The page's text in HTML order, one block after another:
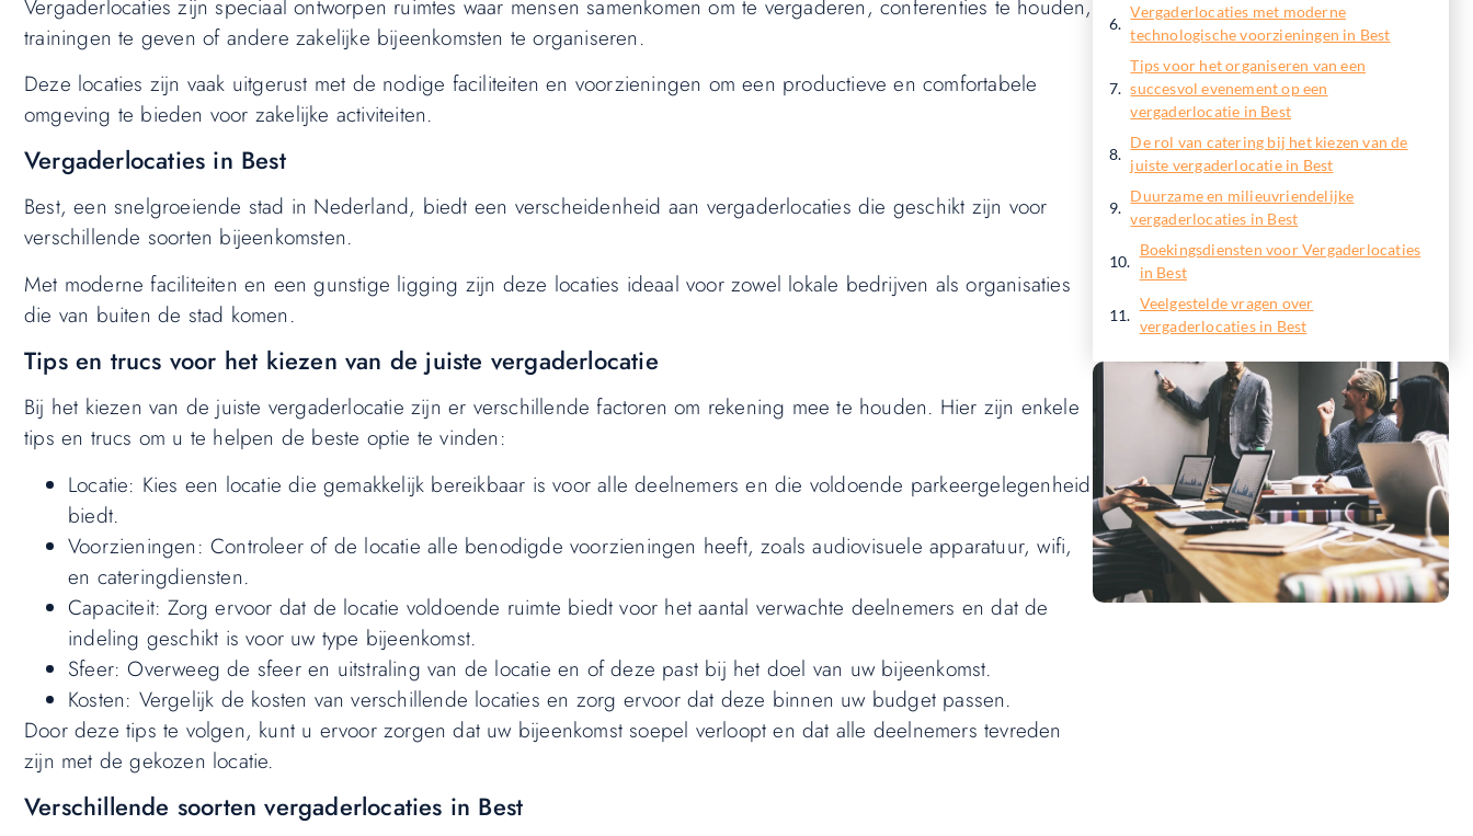
Vergaderlocaties zijn speciaal ontworpen ruimtes waar mensen samenkomen om te vergaderen, conferenties te houden,
trainingen te geven of andere zakelijke bijeenkomsten te organiseren.
Deze locaties zijn vaak uitgerust met de nodige faciliteiten en voorzieningen om een productieve en comfortabele
omgeving te bieden voor zakelijke activiteiten.
Vergaderlocaties in Best
Best, een snelgroeiende stad in Nederland, biedt een verscheidenheid aan vergaderlocaties die geschikt zijn voor
verschillende soorten bijeenkomsten.
Met moderne faciliteiten en een gunstige ligging zijn deze locaties ideaal voor zowel lokale bedrijven als organisaties
die van buiten de stad komen.
Tips en trucs voor het kiezen van de juiste vergaderlocatie
Bij het kiezen van de juiste vergaderlocatie zijn er verschillende factoren om rekening mee te houden. Hier zijn enkele
tips en trucs om u te helpen de beste optie te vinden:
Locatie: Kies een locatie die gemakkelijk bereikbaar is voor alle deelnemers en die voldoende parkeergelegenheid
biedt.
Voorzieningen: Controleer of de locatie alle benodigde voorzieningen heeft, zoals audiovisuele apparatuur, wifi,
en cateringdiensten.
Capaciteit: Zorg ervoor dat de locatie voldoende ruimte biedt voor het aantal verwachte deelnemers en dat de
indeling geschikt is voor uw type bijeenkomst.
Sfeer: Overweeg de sfeer en uitstraling van de locatie en of deze past bij het doel van uw bijeenkomst.
Kosten: Vergelijk de kosten van verschillende locaties en zorg ervoor dat deze binnen uw budget passen.
Door deze tips te volgen, kunt u ervoor zorgen dat uw bijeenkomst soepel verloopt en dat alle deelnemers tevreden
zijn met de gekozen locatie.
Verschillende soorten vergaderlocaties in Best
Vergaderlocaties met moderne
technologische voorzieningen in Best
Tips voor het organiseren van een
succesvol evenement op een
vergaderlocatie in Best
De rol van catering bij het kiezen van de
juiste vergaderlocatie in Best
Duurzame en milieuvriendelijke
vergaderlocaties in Best
Boekingsdiensten voor Vergaderlocaties
in Best
Veelgestelde vragen over
vergaderlocaties in Best